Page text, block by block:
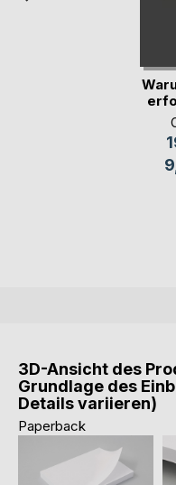
3D-Ansicht des
Grundlage des
Details variieren)
Paperback